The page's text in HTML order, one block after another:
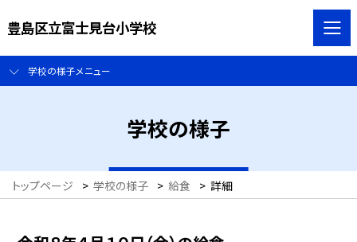
豊島区立富士見台小学校
学校の様子メニュー
学校の様子
トップページ > 学校の様子 > 給食 > 詳細